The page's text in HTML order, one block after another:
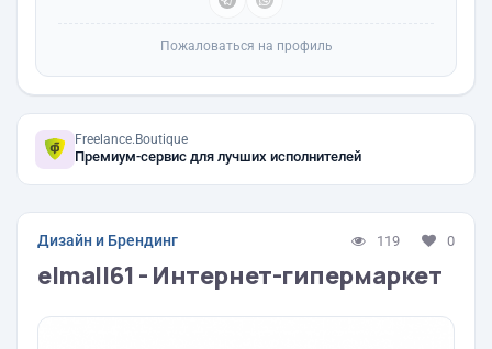
Пожаловаться на профиль
Freelance.Boutique
Премиум-сервис для лучших исполнителей
Дизайн и Брендинг 119 0
elmall61 - Интернет-гипермаркет